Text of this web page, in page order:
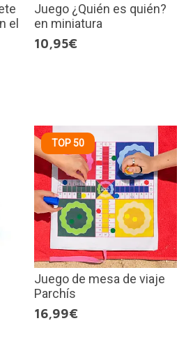
el
Juego ¿Quién es quién?
en miniatura
10,95€
TOP 50
Juego de mesa de viaje
Parchís
16,99€